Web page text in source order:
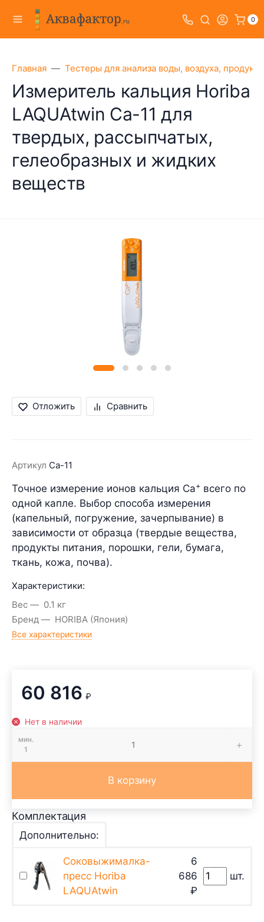
0
Главная Тестеры для анализа воды, воздуха,
Измеритель кальция Horiba
LAQUAtwin Ca-11 для
твердых, рассыпчатых,
гелеобразных и жидких
веществ
Отложить Сравнить
Артикул Ca-11
Точное измерение ионов кальция Ca+ всего по
одной капле. Выбор способа измерения
(капельный, погружение, зачерпывание) в
зависимости от образца (твердые вещества,
продукты питания, порошки, гели, бумага,
ткань, кожа, почва).
Характеристики:
Вес
0.1 кг
Бренд
HORIBA (Япония)
Все характеристики
60 816 ₽
Нет в наличии
мин.
1
В корзину
Комплектация
Дополнительно:
Соковыжималка-
пресс Horiba
LAQUAtwin
6
686
₽
шт.